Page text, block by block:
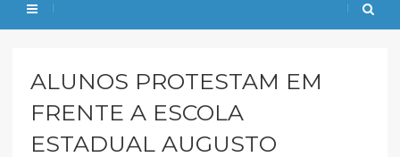
ALUNOS PROTESTAM EM
FRENTE A ESCOLA
ESTADUAL AUGUSTO